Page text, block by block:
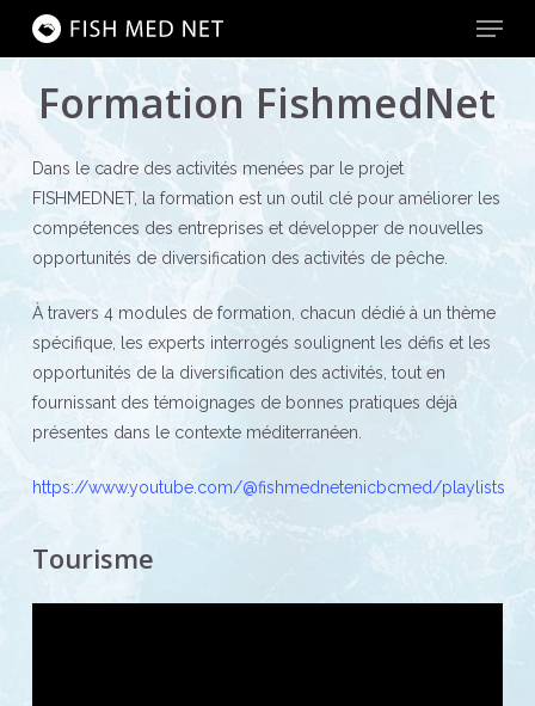
content
Menu
Formation FishmedNet
Dans le cadre des activités menées par le projet
FISHMEDNET, la formation est un outil clé pour améliorer les
compétences des entreprises et développer de nouvelles
opportunités de diversification des activités de pêche.
À travers 4 modules de formation, chacun dédié à un thème
spécifique, les experts interrogés soulignent les défis et les
opportunités de la diversification des activités, tout en
fournissant des témoignages de bonnes pratiques déjà
présentes dans le contexte méditerranéen.
https://www.youtube.com/@fishmednetenicbcmed/playlists
Tourisme
Menu